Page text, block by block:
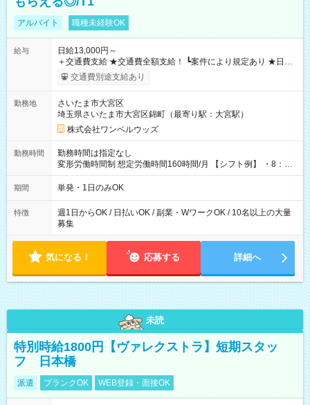
アルバイト 職種未経験OK
給与
日給13,000円～
＋交通費支給 ★交通費全額支給！ ┗案件により規定あり ★日払
いOK！（規定あり） ┗働いたその日に現金GET♪ お仕事後はコ
ンビニATMから 日払い分を引き落とせます！ 【試用期間】試
交通費別途支給あり
勤務地
さいたま市大宮区
埼玉県さいたま市大宮区錦町（最寄り駅：大宮駅）
株式会社ワンベルウッズ
勤務時間
勤務時間は指定なし
変形労働時間制 想定労働時間160時間/月 【シフト例】 ・8：00
～21：00
期間 単発・1日のみOK
特徴
週1日からOK / 日払いOK / 副業・WワークOK / 10名以上の大量
募集
気になる！ 応募する 詳細へ
未読
特別時給1800円【ヴァレクストラ】短期スタッ
フ 日本橋
派遣 ブランクOK WEB登録・面接OK